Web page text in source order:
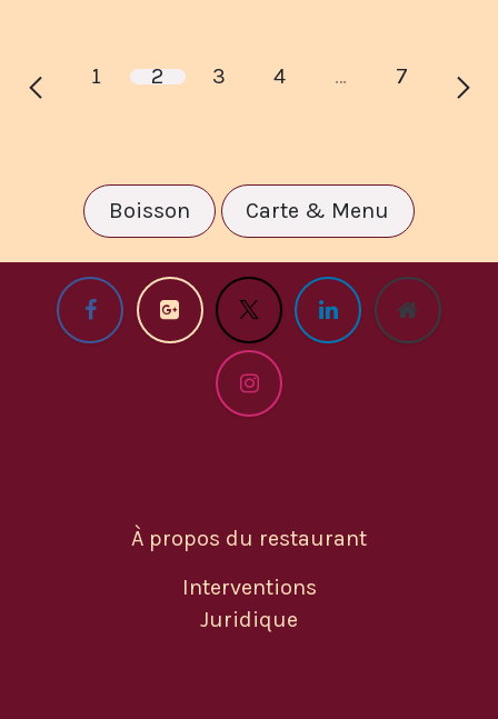
1 2 3 4 … 7
Boisson Carte & Menu
À propos du restaurant
Interventions
Juridique